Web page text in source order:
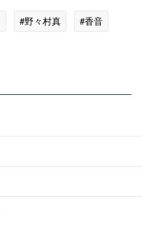
#野々村真
#香音